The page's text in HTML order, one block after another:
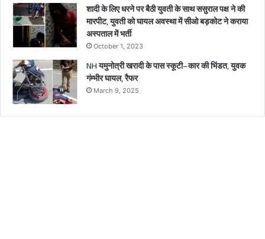
शादी के लिए धरने पर बैठी युवती के साथ ससुराल पक्ष ने की
मारपीट, युवती को घायल अवस्था में सीओ बड़कोट ने कराया
अस्पताल में भर्ती
October 1, 2023
NH यमुनोत्री खरादी के पास स्कूटी–कार की भिंडत, युवक
गंम्भीर घायल, रैफर
March 9, 2025